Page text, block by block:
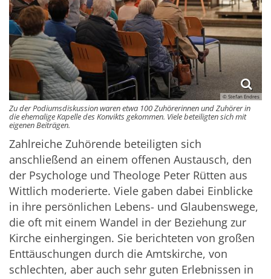
© Stefan Endres
Zu der Podiumsdiskussion waren etwa 100 Zuhörerinnen und Zuhörer in
die ehemalige Kapelle des Konvikts gekommen. Viele beteiligten sich mit
eigenen Beiträgen.
Zahlreiche Zuhörende beteiligten sich
anschließend an einem offenen Austausch, den
der Psychologe und Theologe Peter Rütten aus
Wittlich moderierte. Viele gaben dabei Einblicke
in ihre persönlichen Lebens- und Glaubenswege,
die oft mit einem Wandel in der Beziehung zur
Kirche einhergingen. Sie berichteten von großen
Enttäuschungen durch die Amtskirche, von
schlechten, aber auch sehr guten Erlebnissen in